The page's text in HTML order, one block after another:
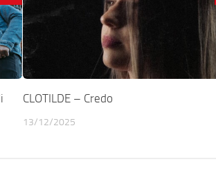
CLOTILDE – Credo
13/12/2025